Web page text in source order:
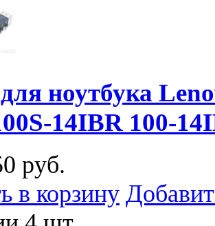
ноутбука
14IBR 100-
руб.
в корзину